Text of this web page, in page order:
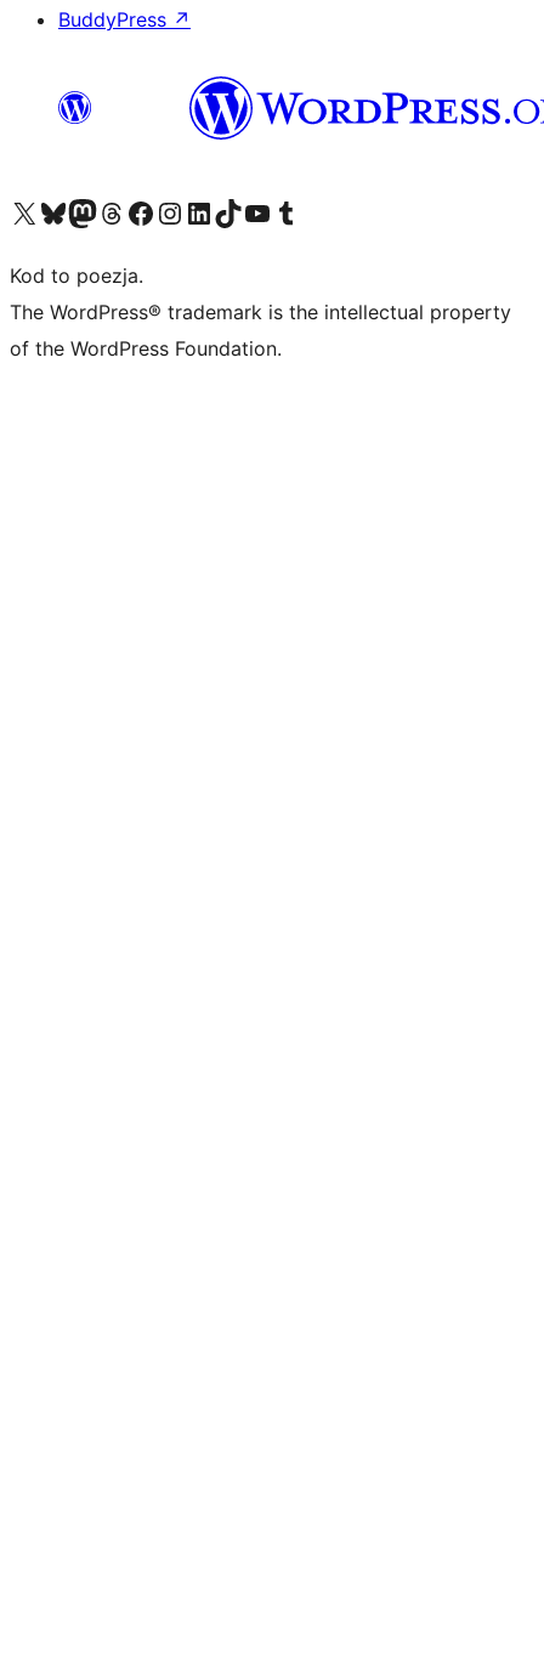
BuddyPress ↗
Odwiedź nasze konto X (dawniej Twitter)
Odwiedź nasze konto Bluesky
Odwiedź nasze konto na Mastodoncie
Odwiedź naszego Threadsa
Odwiedź naszego Facebooka
Odwiedź nasze konto na Instagramie
Odwiedź nasze konto na LinkedIn
Odwiedź naszego TikToka
Odwiedź nasz kanał YouTube
Odwiedź naszego Tumblra
Kod to poezja.
The WordPress® trademark is the intellectual property
of the WordPress Foundation.